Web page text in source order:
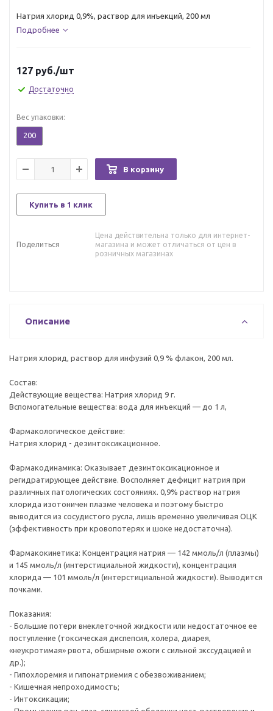
Натрия хлорид 0,9%, раствор для инъекций, 200 мл
Подробнее
127 руб./шт
Достаточно
Вес упаковки:
200
В корзину
Купить в 1 клик
Поделиться
Цена действительна только для интернет-
магазина и может отличаться от цен в
розничных магазинах
Описание
Натрия хлорид, раствор для инфузий 0,9 % флакон, 200 мл.
Состав:
Действующие вещества: Натрия хлорид 9 г.
Вспомогательные вещества: вода для инъекций — до 1 л,
Фармакологическое действие:
Натрия хлорид - дезинтоксикационное.
Фармакодинамика: Оказывает дезинтоксикационное и
регидратирующее действие. Восполняет дефицит натрия при
различных патологических состояниях. 0,9% раствор натрия
хлорида изотоничен плазме человека и поэтому быстро
выводится из сосудистого русла, лишь временно увеличивая ОЦК
(эффективность при кровопотерях и шоке недостаточна).
Фармакокинетика: Концентрация натрия — 142 ммоль/л (плазмы)
и 145 ммоль/л (интерстициальной жидкости), концентрация
хлорида — 101 ммоль/л (интерстициальной жидкости). Выводится
почками.
Показания:
- Большие потери внеклеточной жидкости или недостаточное ее
поступление (токсическая диспепсия, холера, диарея,
«неукротимая» рвота, обширные ожоги с сильной экссудацией и
др.);
- Гипохлоремия и гипонатриемия с обезвоживанием;
- Кишечная непроходимость;
- Интоксикации;